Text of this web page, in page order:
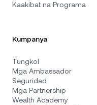
Kaakibat na Programa
Kumpanya
Tungkol
Mga Ambassador
Seguridad
Mga Partnership
Wealth Academy